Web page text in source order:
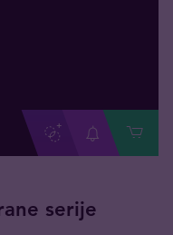
serije